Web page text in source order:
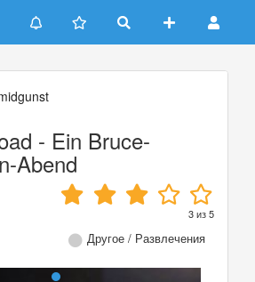
- Ein Bruce-
Abend
3из5
Другое / Развлечения